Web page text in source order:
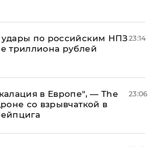
удары по российским НПЗ
триллиона рублей
23:14
в Европе", — The
со взрывчаткой в
23:06